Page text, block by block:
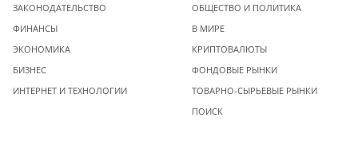
ЗАКОНОДАТЕЛЬСТВО
ФИНАНСЫ
ЭКОНОМИКА
БИЗНЕС
ИНТЕРНЕТ И ТЕХНОЛОГИИ
ОБЩЕСТВО И ПОЛИТИКА
В МИРЕ
КРИПТОВАЛЮТЫ
ФОНДОВЫЕ РЫНКИ
ТОВАРНО-СЫРЬЕВЫЕ РЫНКИ
ПОИСК